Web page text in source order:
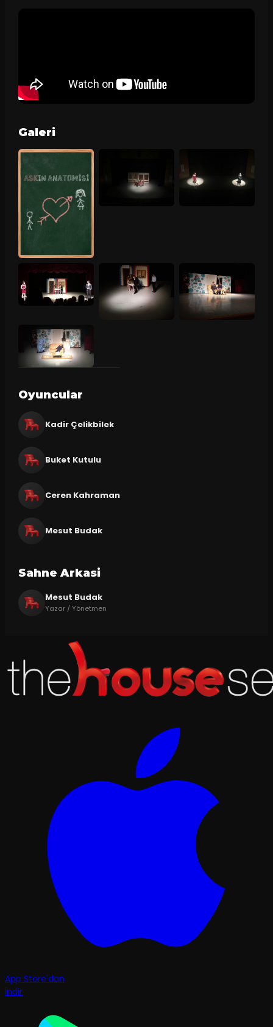
Galeri
Oyuncular
Kadir Çelikbilek
Buket Kutulu
Ceren Kahraman
Mesut Budak
Sahne Arkasi
Mesut Budak
Yazar / Yönetmen
App Store'dan
İndir